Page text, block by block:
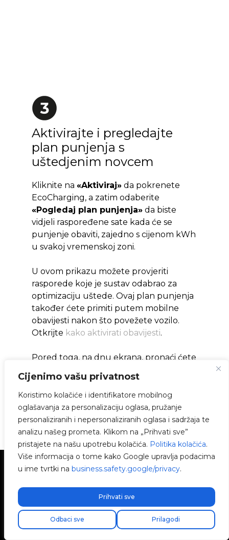
Cijenimo vašu privatnost
Koristimo kolačiće i identifikatore mobilnog
oglašavanja za personalizaciju oglasa, pružanje
personaliziranih i nepersonaliziranih oglasa i sadržaja te
analizu našeg prometa. Klikom na „Prihvati sve”
pristajete na našu upotrebu kolačića. Politika kolačića.
Više informacija o tome kako Google upravlja podacima
u ime tvrtki na business.safety.google/privacy.
Prilagodi
Odbaci sve
Prihvati sve
Aktivirajte i pregledajte
plan punjenja s
uštedjenim novcem
Kliknite na «Aktiviraj» da pokrenete
EcoCharging, a zatim odaberite
«Pogledaj plan punjenja» da biste
vidjeli raspoređene sate kada će se
punjenje obaviti, zajedno s cijenom kWh
u svakoj vremenskoj zoni.
U ovom prikazu možete provjeriti
rasporede koje je sustav odabrao za
optimizaciju uštede. Ovaj plan punjenja
također ćete primiti putem mobilne
obavijesti nakon što povežete vozilo.
Otkrijte kako aktivirati obavijesti.
Pored toga, na dnu ekrana, pronaći ćete
ušteđenog novca zahvaljujući
EcoCharging.
Trebaš tehničku podršku?
Riješi svoj problem odmah putem našeg Čata s
AI. Ako se ne riješi, generiraj zahtjev u
Tehničkom podrškom centru i kontaktirat